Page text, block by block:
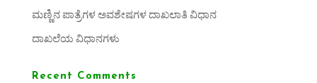
ಮಣ್ಣಿನ ಪಾತ್ರೆಗಳ ಅವಶೇಷಗಳ ದಾಖಲಾತಿ ವಿಧಾನ
ದಾಖಲೆಯ ವಿಧಾನಗಳು
Recent Comments